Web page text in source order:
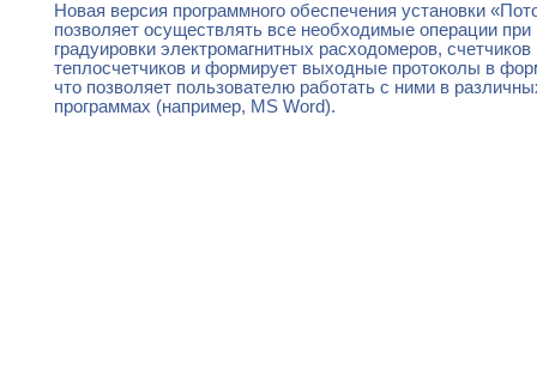
Новая версия программного обеспечения установки
позволяет осуществлять все необходимые операции при
градуировки электромагнитных расходомеров, счетчиков
теплосчетчиков и формирует выходные протоколы в
что позволяет пользователю работать с ними в
программах (например, MS Word).